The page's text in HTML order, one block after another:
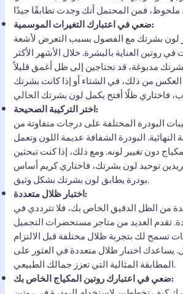
ضعي في اعتبارك التغيرات الموسمية:
لون بشرتك مع الفصول بسبب التعرض لأشعة
روتين العناية بالبشرة. خلال الأشهر الأكثر
مدبوغة، قد تحتاجين إلى ظل أغمق قليلاً
من ذلك، في الشتاء أو إذا كانت بشرتك
اختر التركيبة الصحيحة:
البودرة المختلفة على درجات متفاوتة من
النهائية. البودرة الشفافة عديمة اللون وتعمل
دون تغيير لونه. ومع ذلك، إذا كنت تبحثين
توحيد لون بشرتك، فاختاري كريم أساس
بودرة يطابق لون بشرتك بشكل وثيق.
اختبار ظلال متعددة:
من الظل الدقيق الخاص بك، فلا تترددي في
تقدم العديد من متاجر مستحضرات التجميل
تسمح لك بتجربة ظلال مختلفة قبل الالتزام
يساعدك اختبار ظلال متعددة في العثور على
المطابقة المثالية التي تعزز جمالك الطبيعي.
ضعي في اعتبارك روتين المكياج الخاص بك: